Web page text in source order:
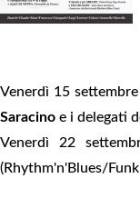
Venerdì 15
Saracino e i delegati
Venerdì 22
(Rhythm'n'Blues/